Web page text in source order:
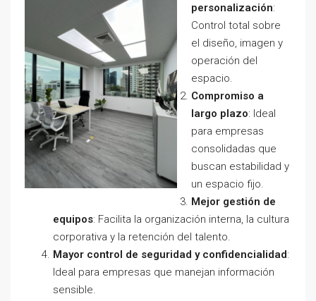
personalización:
Control total sobre
el diseño, imagen y
operación del
espacio.
Compromiso a
largo plazo: Ideal
para empresas
consolidadas que
buscan estabilidad y
un espacio fijo.
Mejor gestión de
equipos: Facilita la organización interna, la cultura
corporativa y la retención del talento.
Mayor control de seguridad y confidencialidad:
Ideal para empresas que manejan información
sensible.